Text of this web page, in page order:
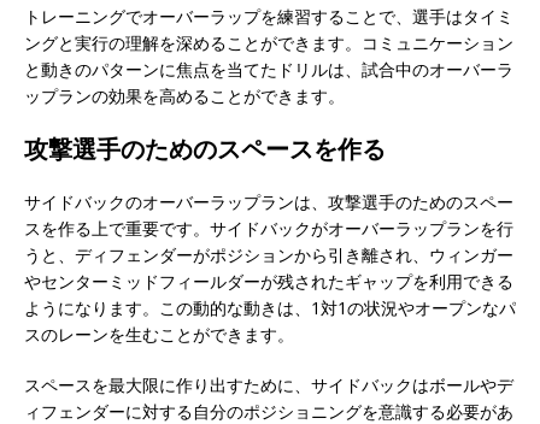
トレーニングでオーバーラップを練習することで、選手はタイミ
ングと実行の理解を深めることができます。コミュニケーション
と動きのパターンに焦点を当てたドリルは、試合中のオーバーラ
ップランの効果を高めることができます。
攻撃選手のためのスペースを作る
サイドバックのオーバーラップランは、攻撃選手のためのスペー
スを作る上で重要です。サイドバックがオーバーラップランを行
うと、ディフェンダーがポジションから引き離され、ウィンガー
やセンターミッドフィールダーが残されたギャップを利用できる
ようになります。この動的な動きは、1対1の状況やオープンなパ
スのレーンを生むことができます。
スペースを最大限に作り出すために、サイドバックはボールやデ
ィフェンダーに対する自分のポジショニングを意識する必要があ